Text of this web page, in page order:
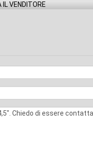
VENDITORE